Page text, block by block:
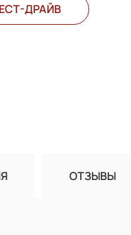
ДРАЙВ
ОТЗЫВЫ